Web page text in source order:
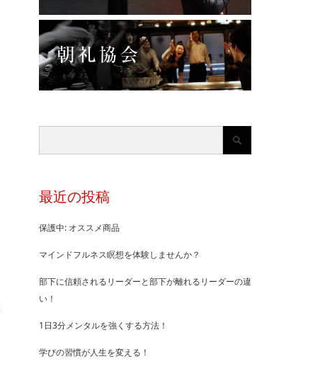
最近の投稿
保護中: オススメ商品
マインドフルネス瞑想を体験しませんか？
部下に信頼されるリーダーと部下が離れるリーダーの違
い！
1日3分メンタルを強くする方法！
学びの習慣が人生を変える！